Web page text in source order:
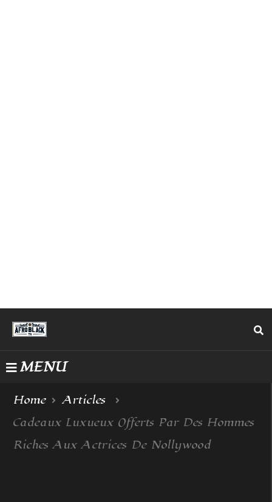
MENU
Home
Articles
Cadeaux Luxueux Offerts Par Des Hommes
Riches Aux Actrices De Nollywood